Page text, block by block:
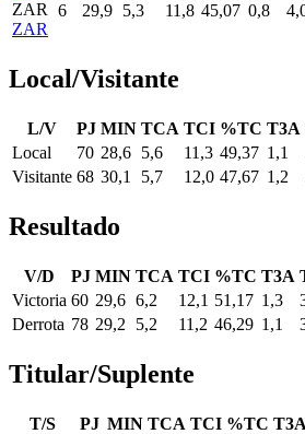
ZAR
6 29,9 5,3 11,8 45,07 0,8
Local/Visitante
L/V PJ MIN TCA TCI %TC T3A
Local
70 28,6 5,6 11,3 49,37 1,1
Visitante 68 30,1 5,7 12,0 47,67 1,2
Resultado
V/D PJ MIN TCA TCI %TC T3A
Victoria 60 29,6 6,2 12,1 51,17 1,3
Derrota 78 29,2 5,2 11,2 46,29 1,1
Titular/Suplente
T/S PJ MIN TCA TCI %TC T3A